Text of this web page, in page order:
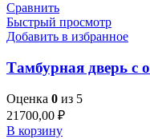
Сравнить
Быстрый просмотр
Добавить в избранное
Тамбурная дверь с
Оценка 0 из 5
21700,00 ₽
В корзину